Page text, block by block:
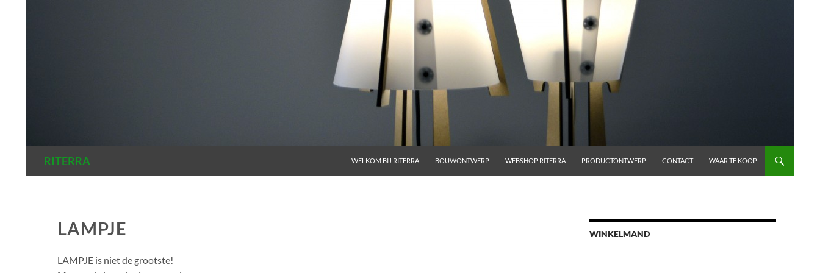
RITERRA
WELKOM BIJ RITERRA
BOUWONTWERP WEBSHOP RITERRA PRODUCTONTWERP CONTACT WAAR TE KOOP
LAMPJE
LAMPJE is niet de grootste!
WINKELMAND